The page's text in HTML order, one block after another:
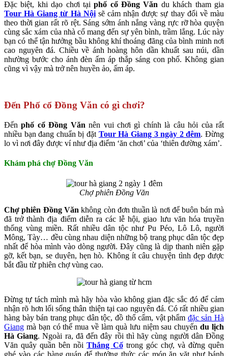
Đặc biệt, khi dạo chơi tạiphố cổ Đồng Văn du khách tham gia
Tour Hà Giang từ Hà Nộisẽ cảm nhận được sự thay đổi về màu
theo thời gian rất rõ rệt. Sáng sớm ánh nắng vàng rực rỡ hòa quyện
cùng sắc xám của nhà cổ mang đến sự yên bình, trầm lắng. Lúc này
bạn có thể tận hưởng bầu không khí thoáng đãng của bình minh nơi
cao nguyên đá. Chiều về ánh hoàng hôn dần khuất sau núi, dần
nhường bước cho ánh đèn ấm áp thắp sáng con phố. Không gian
cũng vì vậy mà trở nên huyền ảo, ấm áp.
Đến Phố cổ Đồng Văn có gì chơi?
Đếnphố cổ Đồng Vănnên vui chơi gì chính là câu hỏi của rất
nhiều bạn đang chuẩn bị đặt Tour Hà Giang 3 ngày 2 đêm. Đừng
lo vì nơi đây được ví như địa điểm ‘ăn chơi’ của ‘thiên đường xám’.
Khám phá chợ Đồng Văn
Chợ phiên Đồng Văn
Chợ phiên Đồng Vănkhông còn đơn thuần là nơi để buôn bán mà
đã trở thành địa điểm diễn ra các lễ hội, giao lưu văn hóa truyền
thống vùng miền. Rất nhiều dân tộc như Pu Péo, Lô Lô, người
Mông, Tày… đều cùng nhau diện những bộ trang phục dân tộc đẹp
nhất để hòa mình vào dòng người. Đây cũng là dịp thanh niên gặp
gỡ, kết bạn, se duyên, hẹn hò. Không ít câu chuyện tình đẹp được
bắt đầu từ phiên chợ vùng cao.
Đừng tự tách mình mà hãy hòa vào không gian đặc sắc đó để cảm
nhận rõ hơn lối sống thân thiện tại cao nguyên đá. Có rất nhiều gian
hàng bày bán trang phục dân tộc, đồ thổ cẩm, vật phẩm đặc sản Hà
Giang mà bạn có thể mua về làm quà lưu niệm sau chuyếndu lịch
Hà Giang. Ngoài ra, đã đến đây rồi thì hãy cùng người dân Đồng
Văn quây quần bên nồiThắng Cốtrong góc chợ, và đừng quên
ghé vào các hàng quán để thưởng thức các món ăn vặt như bánh